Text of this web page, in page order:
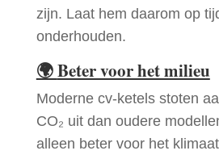
zijn. Laat hem daarom op
onderhouden.
🌍Beter voor het milieu
Moderne cv-ketels stoten
CO₂ uit dan oudere
alleen beter voor het